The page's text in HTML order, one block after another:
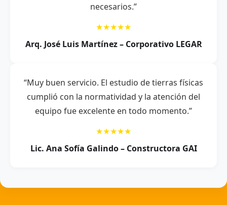
necesarios.”
★★★★★
Arq. José Luis Martínez – Corporativo LEGAR
“Muy buen servicio. El estudio de tierras físicas
cumplió con la normatividad y la atención del
equipo fue excelente en todo momento.”
★★★★★
Lic. Ana Sofía Galindo – Constructora GAI